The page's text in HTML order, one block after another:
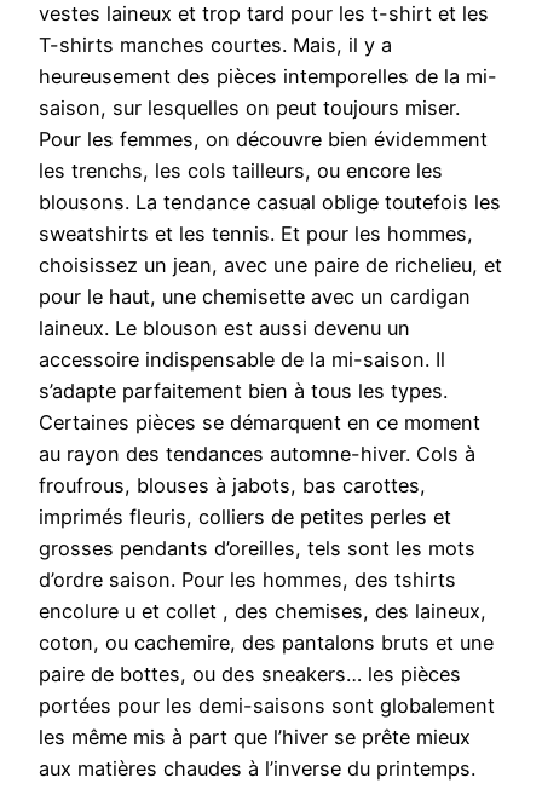
vestes laineux et trop tard pour les t-shirt et les
T-shirts manches courtes. Mais, il y a
heureusement des pièces intemporelles de la mi-
saison, sur lesquelles on peut toujours miser.
Pour les femmes, on découvre bien évidemment
les trenchs, les cols tailleurs, ou encore les
blousons. La tendance casual oblige toutefois les
sweatshirts et les tennis. Et pour les hommes,
choisissez un jean, avec une paire de richelieu, et
pour le haut, une chemisette avec un cardigan
laineux. Le blouson est aussi devenu un
accessoire indispensable de la mi-saison. Il
s’adapte parfaitement bien à tous les types.
Certaines pièces se démarquent en ce moment
au rayon des tendances automne-hiver. Cols à
froufrous, blouses à jabots, bas carottes,
imprimés fleuris, colliers de petites perles et
grosses pendants d’oreilles, tels sont les mots
d’ordre saison. Pour les hommes, des tshirts
encolure u et collet , des chemises, des laineux,
coton, ou cachemire, des pantalons bruts et une
paire de bottes, ou des sneakers… les pièces
portées pour les demi-saisons sont globalement
les même mis à part que l’hiver se prête mieux
aux matières chaudes à l’inverse du printemps.